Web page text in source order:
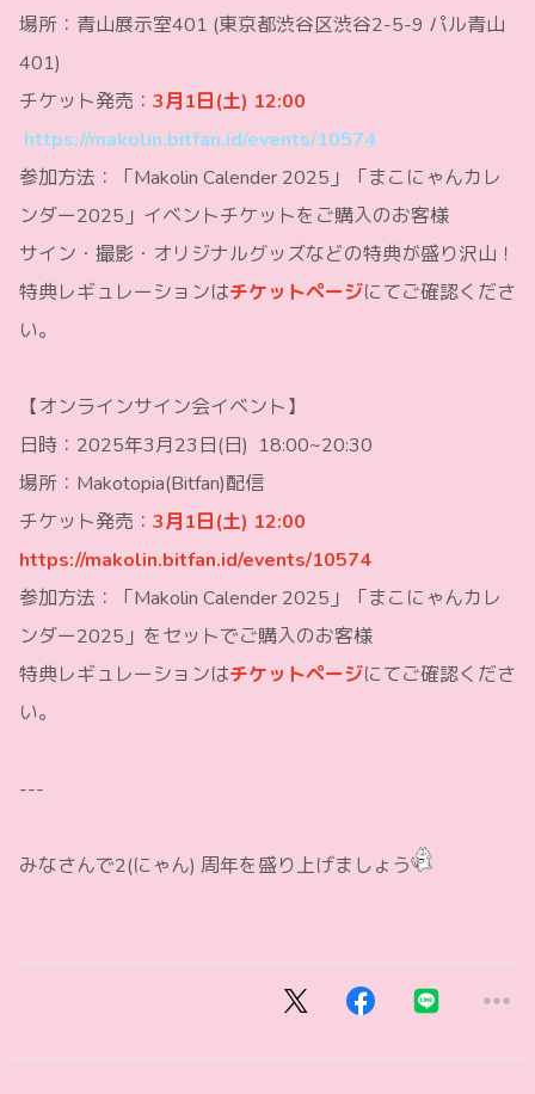
場所：青山展示室401 (東京都渋谷区渋谷2-5-9 パル青山
401)
チケット発売： 3月1日(土) 12:00
https://makolin.bitfan.id/events/10574
参加方法：「Makolin Calender 2025」「まこにゃんカレ
ンダー2025」イベントチケットをご購入のお客様
サイン・撮影・オリジナルグッズなどの特典が盛り沢山！
特典レギュレーションはチケットページにてご確認くださ
い。
【オンラインサイン会イベント】
日時：2025年3月23日(日) 18:00~20:30
場所：Makotopia(Bitfan)配信
チケット発売： 3月1日(土) 12:00
https://makolin.bitfan.id/events/10574
参加方法：「Makolin Calender 2025」「まこにゃんカレ
ンダー2025」をセットでご購入のお客様
特典レギュレーションはチケットページにてご確認くださ
い。
---
みなさんで2(にゃん) 周年を盛り上げましょう